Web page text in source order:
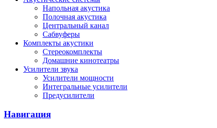
Напольная акустика
Полочная акустика
Центральный канал
Сабвуферы
Комплекты акустики
Стереокомплекты
Домашние кинотеатры
Усилители звука
Усилители мощности
Интегральные усилители
Предусилители
Навигация